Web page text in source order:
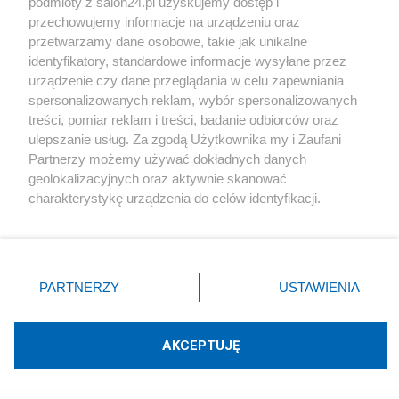
Komentarze
POKAŻ KOMENTARZE
Inne tematy w dzialePolityka
#PiS
PiS odkrywa karty. Demografia,
przechowujemy informacje na urządzeniu oraz
przetwarzamy dane osobowe, takie jak unikalne
identyfikatory, standardowe informacje wysyłane przez
urządzenie czy dane przeglądania w celu zapewniania
spersonalizowanych reklam, wybór spersonalizowanych
treści, pomiar reklam i treści, badanie odbiorców oraz
ulepszanie usług. Za zgodą Użytkownika my i Zaufani
Partnerzy możemy używać dokładnych danych
geolokalizacyjnych oraz aktywnie skanować
charakterystykę urządzenia do celów identyfikacji.
zmienić/wycofać klikając przycisk ustawień prywatności
znajdujący się w lewym dolnym rogu strony
rodzaje przetwarzania danych nie wymagają zgody
użytkownika, ale masz prawo sprzeciwić się takiemu
PARTNERZY USTAWIENIA
AKCEPTUJĘ